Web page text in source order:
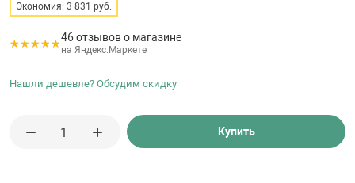
для дезинфекции
бассейна
Экономия: 3 831 руб.
46 отзывов о магазине
на Яндекс.Маркете
Нашли дешевле? Обсудим скидку
Купить